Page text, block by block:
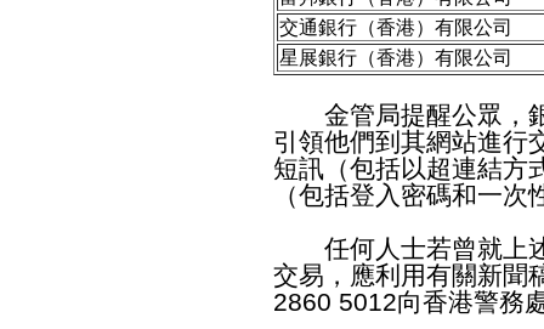
交通銀行（香港）有限公司
星展銀行（香港）有限公司
金管局提醒公眾，銀
引領他們到其網站進行
短訊（包括以超連結方
（包括登入密碼和一次
任何人士若曾就上述
交易，應利用有關新聞
2860 5012向香港警務